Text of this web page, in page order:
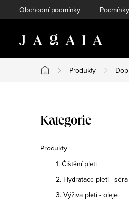
na
Obchodní podmínky
Domů
Produkty
o
s
Přeskočit
Kategorie
Produkty
1. Čištění pleti
2. Hydratace pleti - séra
3. Výživa pleti - oleje